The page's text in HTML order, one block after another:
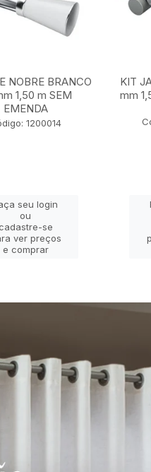
NOBRE BRANCO
1,50 m SEM
EMENDA
1200014
seu login
ou
se
ver preços
e comprar
KIT
mm